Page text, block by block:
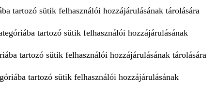
tartozó sütik felhasználói hozzájárulásának tárolására
tartozó sütik felhasználói hozzájárulásának
tartozó sütik felhasználói hozzájárulásának tárolására
tartozó sütik felhasználói hozzájárulásának